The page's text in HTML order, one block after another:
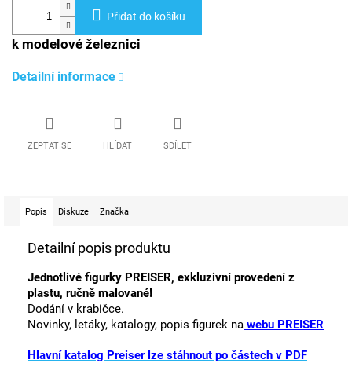
Přidat do košíku
k modelové železnici
Detailní informace
ZEPTAT SE HLÍDAT SDÍLET
Popis Diskuze Značka
Detailní popis produktu
Jednotlivé figurky PREISER, exkluzivní provedení z
plastu, ručně malované!
Dodání v krabičce.
Novinky, letáky, katalogy, popis figurek na webu PREISER
Hlavní katalog Preiser lze stáhnout po částech v PDF